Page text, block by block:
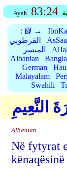
Ayah 83:24
: 📗 →
القرطوبي
الميسر
Albanian
Bangla
German
Malayalam
Swahili
النَّعِيمِ
Albanian
Në fytyrat